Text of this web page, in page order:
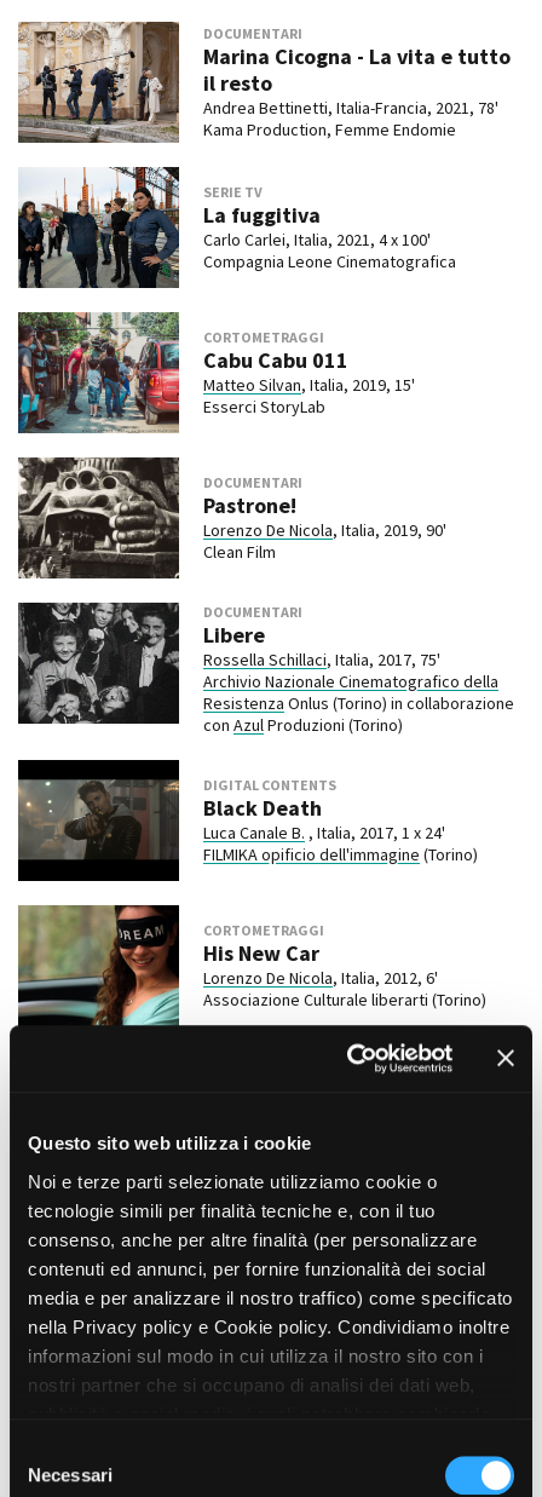
Questo sito web utilizza i cookie
Noi e terze parti selezionate utilizziamo cookie o
tecnologie simili per finalità tecniche e, con il tuo
consenso, anche per altre finalità (per personalizzare
contenuti ed annunci, per fornire funzionalità dei social
media e per analizzare il nostro traffico) come specificato
nella Privacy policy e Cookie policy. Condividiamo inoltre
informazioni sul modo in cui utilizza il nostro sito con i
nostri partner che si occupano di analisi dei dati web,
raccolto dal suo utilizzo dei loro servizi. Puoi liberamente
Necessari
DOCUMENTARI
Marina Cicogna - La vita e tutto
il resto
Andrea Bettinetti, Italia-Francia, 2021, 78'
Kama Production, Femme Endomie
SERIE TV
La fuggitiva
Carlo Carlei, Italia, 2021, 4 x 100'
Compagnia Leone Cinematografica
CORTOMETRAGGI
Cabu Cabu 011
Matteo Silvan, Italia, 2019, 15'
Esserci StoryLab
DOCUMENTARI
Pastrone!
Lorenzo De Nicola, Italia, 2019, 90'
Clean Film
DOCUMENTARI
Libere
Rossella Schillaci, Italia, 2017, 75'
Archivio Nazionale Cinematografico della
Resistenza Onlus (Torino) in collaborazione
con AzulProduzioni (Torino)
DIGITAL CONTENTS
Black Death
Luca Canale B. , Italia, 2017, 1 x 24'
FILMIKA opificio dell'immagine (Torino)
CORTOMETRAGGI
His New Car
Lorenzo De Nicola, Italia, 2012, 6'
Associazione Culturale liberarti (Torino)
Due Monete (Torino)
PUBBLICITÀ, VIDEO ISTITUZIONALE,
INDUSTRIALE E DIDATTICO
Spot RAI “La nostra storia”
Lorenzo De Nicola, Italia, 2011, 30''
Filmika (Torino)
LUNGOMETRAGGI
Il Gioiellino